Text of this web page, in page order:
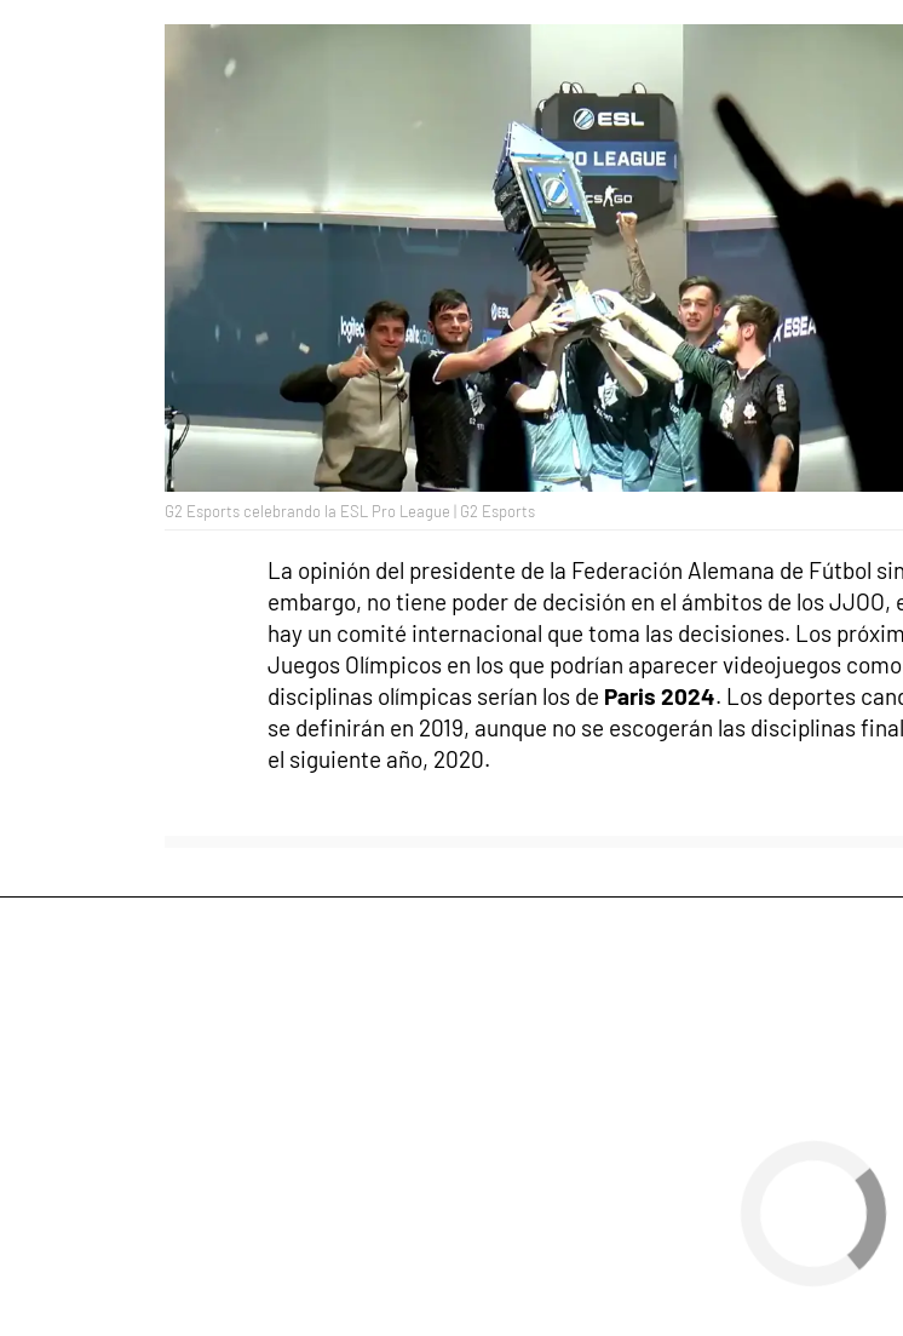
G2 Esports celebrando la ESL Pro League | G2 Esports
La opinión del presidente de la Federación Alemana de Fútbol sin
embargo, no tiene poder de decisión en el ámbitos de los JJOO,
hay un comité internacional que toma las decisiones. Los
Juegos Olímpicos en los que podrían aparecer videojuegos como
disciplinas olímpicas serían los de Paris 2024. Los deportes
se definirán en 2019, aunque no se escogerán las disciplinas
el siguiente año, 2020.